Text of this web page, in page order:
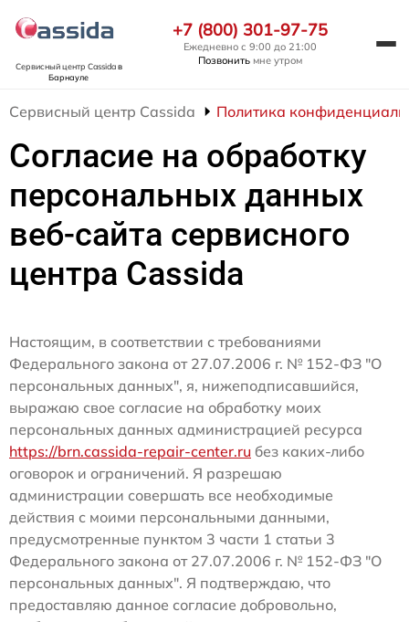
Сервисный центр Cassidaв
Барнауле
+7 (800) 301-97-75
Ежедневно с 9:00 до 21:00
Позвонить мне утром
Сервисный центр Cassida Политика
Согласие на обработку
персональных данных
веб-сайта сервисного
центра Cassida
Настоящим, в соответствии с требованиями
Федерального закона от 27.07.2006 г. № 152-ФЗ "О
персональных данных", я, нижеподписавшийся,
выражаю свое согласие на обработку моих
персональных данных администрацией ресурса
https://brn.cassida-repair-center.ru без каких-либо
оговорок и ограничений. Я разрешаю
администрации совершать все необходимые
действия с моими персональными данными,
предусмотренные пунктом 3 части 1 статьи 3
Федерального закона от 27.07.2006 г. № 152-ФЗ "О
персональных данных". Я подтверждаю, что
предоставляю данное согласие добровольно,